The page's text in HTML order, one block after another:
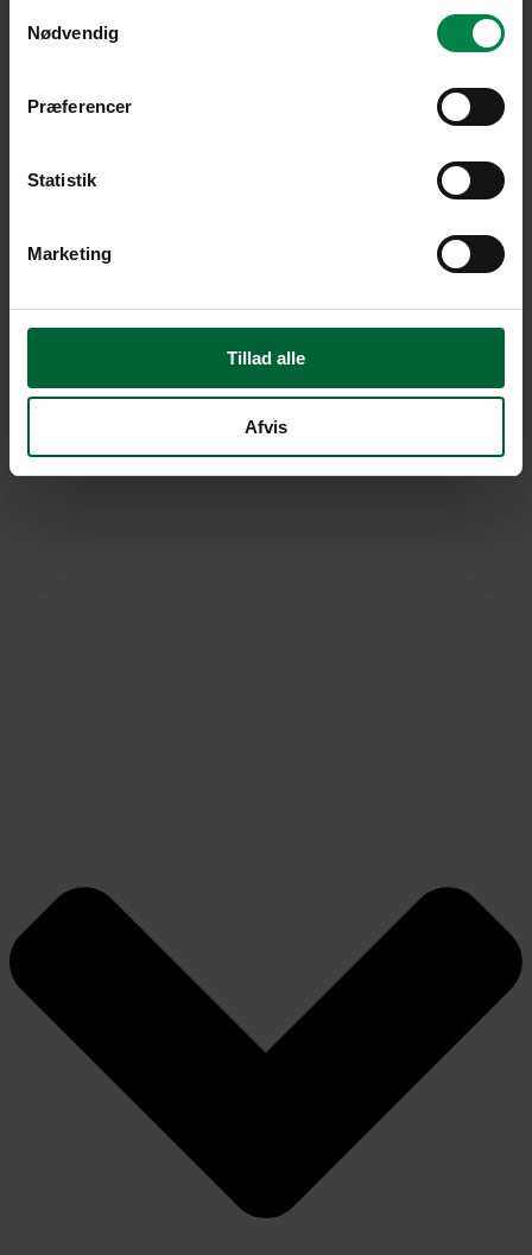
Nødvendig
Præferencer
Statistik
Marketing
Tillad alle
Afvis